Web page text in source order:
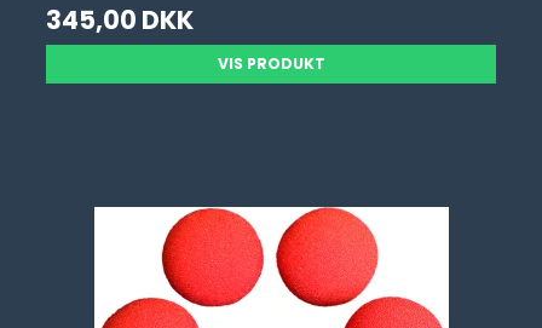
345,00 DKK
VIS PRODUKT